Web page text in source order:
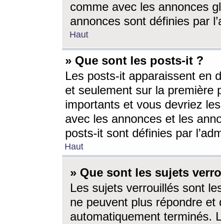
comme avec les annonces
annonces sont définies par
Haut
» Que sont les posts-it ?
Les posts-it apparaissent en
et seulement sur la première
importants et vous devriez
avec les annonces et les
posts-it sont définies par
Haut
» Que sont les sujets
Les sujets verrouillés sont
ne peuvent plus répondre
automatiquement terminés.